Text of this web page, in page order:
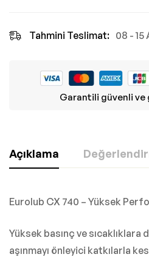
Tahmini Teslimat: 08 - 15
Garantili güvenli ve
Açıklama
Eurolub CX 740 – Yüksek
Yüksek basınç ve sıcaklıklara
aşınmayı önleyici katkılarla